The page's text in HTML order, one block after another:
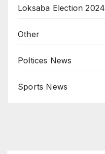
Loksaba Election 2024
Other
Poltices News
Sports News